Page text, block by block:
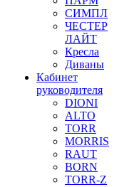
СИМПЛ
ЧЕСТЕР
ЛАЙТ
Кресла
Диваны
Кабинет
руководителя
DIONI
ALTO
TORR
MORRIS
RAUT
BORN
TORR-Z